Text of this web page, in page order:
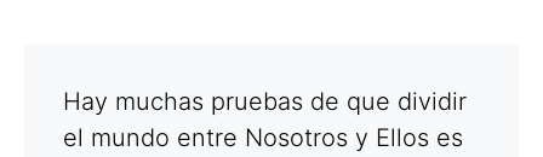
Hay muchas pruebas de que dividir
el mundo entre Nosotros y Ellos es